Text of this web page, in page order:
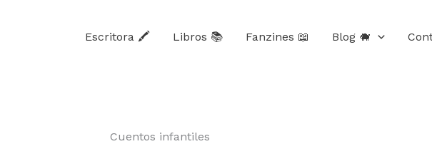
Escritora 🖍 Libros 📚 Fanzines 📖 Blog 🐗
Cuentos infantiles